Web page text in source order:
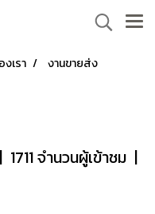
เรา
งานขายส่ง
| 1711 จำนวนผู้เข้าชม |